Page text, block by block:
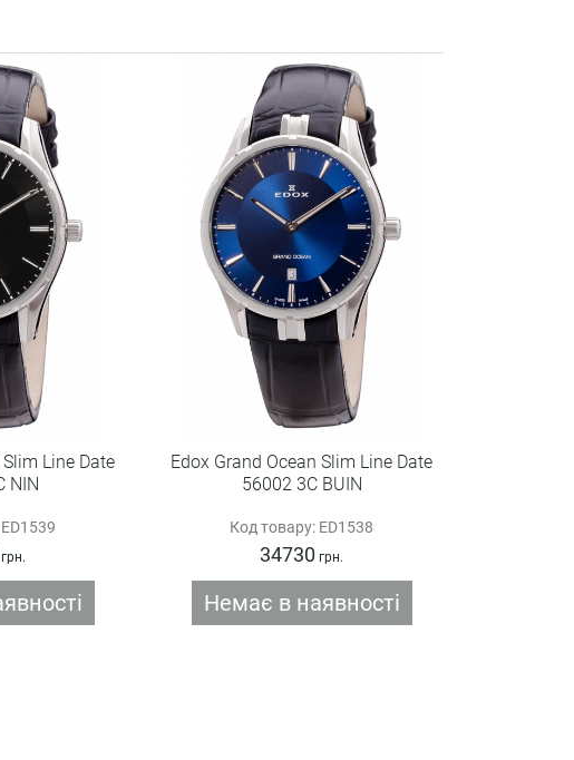
Line Date
NIN
грн.
Edox Grand Ocean Slim Line Date
56002 3C BUIN
Код товару: ED1538
34730 грн.
Немає в наявності